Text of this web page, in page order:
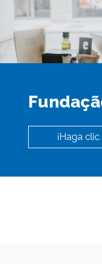
¡Haga clic